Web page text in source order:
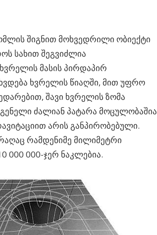
შიგნით მოხვედრილი ობიექტი
სახით შეგვიძლია
მასის პირდაპირ
ხვრელის წიაღში, მით უფრო
შავი ხვრელის ზომა
ძალიან პატარა მოცულობაშია
არის განპირობებული.
რამდენიმე მილიმეტრი
000 000-ჯერ ნაკლებია.